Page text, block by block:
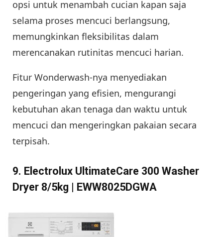
opsi untuk menambah cucian kapan saja
selama proses mencuci berlangsung,
memungkinkan fleksibilitas dalam
merencanakan rutinitas mencuci harian.
Fitur Wonderwash-nya menyediakan
pengeringan yang efisien, mengurangi
kebutuhan akan tenaga dan waktu untuk
mencuci dan mengeringkan pakaian secara
terpisah.
9. Electrolux UltimateCare 300 Washer
Dryer 8/5kg | EWW8025DGWA